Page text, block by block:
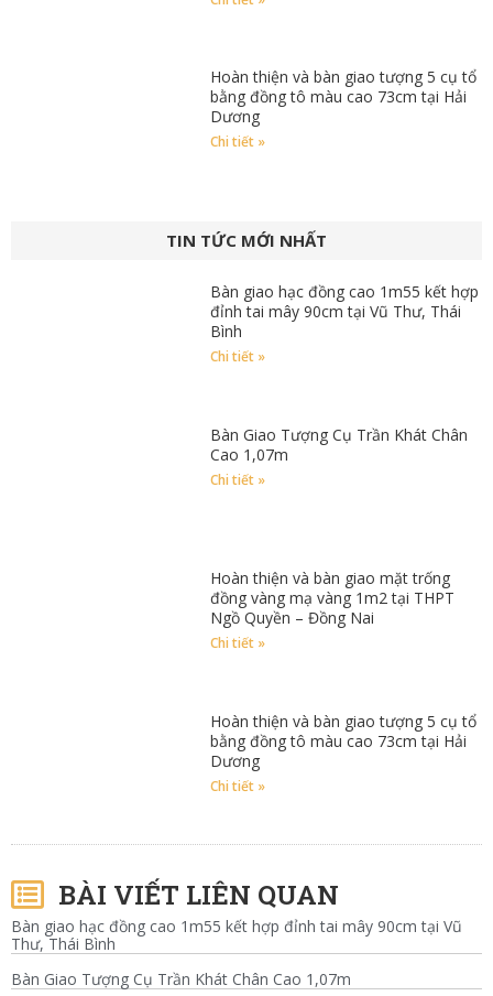
Hoàn thiện và bàn giao tượng 5 cụ tổ
bằng đồng tô màu cao 73cm tại Hải
Dương
Chi tiết »
TIN TỨC MỚI NHẤT
Bàn giao hạc đồng cao 1m55 kết hợp
đỉnh tai mây 90cm tại Vũ Thư, Thái
Bình
Chi tiết »
Bàn Giao Tượng Cụ Trần Khát Chân
Cao 1,07m
Chi tiết »
Hoàn thiện và bàn giao mặt trống
đồng vàng mạ vàng 1m2 tại THPT
Ngồ Quyền – Đồng Nai
Chi tiết »
Hoàn thiện và bàn giao tượng 5 cụ tổ
bằng đồng tô màu cao 73cm tại Hải
Dương
Chi tiết »
BÀI VIẾT LIÊN QUAN
Bàn giao hạc đồng cao 1m55 kết hợp đỉnh tai mây 90cm tại Vũ
Thư, Thái Bình
Bàn Giao Tượng Cụ Trần Khát Chân Cao 1,07m